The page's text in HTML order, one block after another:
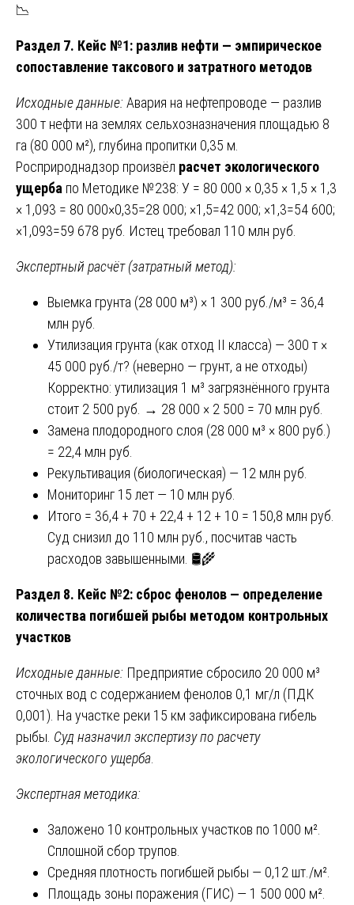
📉
Раздел 7. Кейс №1: разлив нефти — эмпирическое
сопоставление таксового и затратного методов
Исходные данные: Авария на нефтепроводе — разлив
300 т нефти на землях сельхозназначения площадью 8
га (80 000 м²), глубина пропитки 0,35 м.
Росприроднадзор произвёл расчет экологического
ущерба по Методике №238: У = 80 000 × 0,35 × 1,5 × 1,3
× 1,093 = 80 000×0,35=28 000; ×1,5=42 000; ×1,3=54 600;
×1,093=59 678 руб. Истец требовал 110 млн руб.
Экспертный расчёт (затратный метод):
Выемка грунта (28 000 м³) × 1 300 руб./м³ = 36,4
млн руб.
Утилизация грунта (как отход II класса) — 300 т ×
45 000 руб./т? (неверно — грунт, а не отходы)
Корректно: утилизация 1 м³ загрязнённого грунта
стоит 2 500 руб. → 28 000 × 2 500 = 70 млн руб.
Замена плодородного слоя (28 000 м³ × 800 руб.)
= 22,4 млн руб.
Рекультивация (биологическая) — 12 млн руб.
Мониторинг 15 лет — 10 млн руб.
Итого = 36,4 + 70 + 22,4 + 12 + 10 = 150,8 млн руб.
Суд снизил до 110 млн руб., посчитав часть
расходов завышенными. 🛢️🌾
Раздел 8. Кейс №2: сброс фенолов — определение
количества погибшей рыбы методом контрольных
участков
Исходные данные: Предприятие сбросило 20 000 м³
сточных вод с содержанием фенолов 0,1 мг/л (ПДК
0,001). На участке реки 15 км зафиксирована гибель
рыбы. Суд назначил экспертизу по расчету
экологического ущерба
Экспертная методика:
Заложено 10 контрольных участков по 1000 м².
Сплошной сбор трупов.
Средняя плотность погибшей рыбы — 0,12 шт./м².
Площадь зоны поражения (ГИС) — 1 500 000 м².